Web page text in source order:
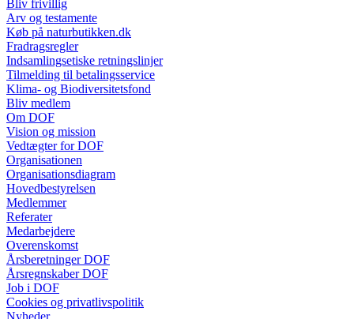
Bliv frivillig
Arv og testamente
Køb på naturbutikken.dk
Fradragsregler
Indsamlingsetiske retningslinjer
Tilmelding til betalingsservice
Klima- og Biodiversitetsfond
Bliv medlem
Om DOF
Vision og mission
Vedtægter for DOF
Organisationen
Organisationsdiagram
Hovedbestyrelsen
Medlemmer
Referater
Medarbejdere
Overenskomst
Årsberetninger DOF
Årsregnskaber DOF
Job i DOF
Cookies og privatlivspolitik
Nyheder